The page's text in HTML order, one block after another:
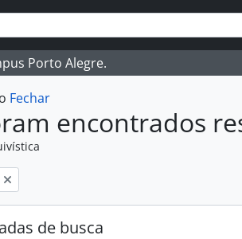
Porto Alegre.
Fechar
encontrados
de busca